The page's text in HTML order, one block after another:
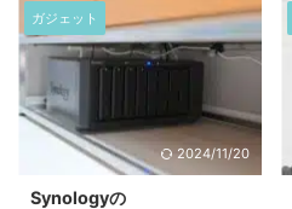
ガジェット
2024/11/20
Synologyの